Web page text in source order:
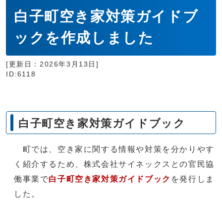
白子町空き家対策ガイドブ
ックを作成しました
[更新日： 2026年3月13日 ]
ID:6118
白子町空き家対策ガイドブック
町では、空き家に関する情報や対策を分かりやす
く紹介するため、株式会社サイネックスとの官民協
働事業で白子町空き家対策ガイドブック を発行しま
した。